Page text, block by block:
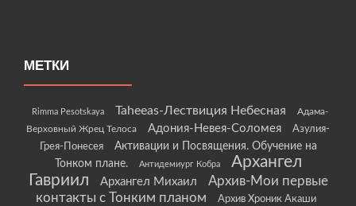
МЕТКИ
Rimma Pesotskaya Taheeas-Лествиция Небесная
Адама-
Верховный Жрец Телоса
Адония-Невея-Соломея
Азулия-
Грея-Понесея
Активации и Посвящения. Обучение на
Тонком плане.
Антидемиург Кобра
Архангел
Гавриил
Архангел Михаил
Архив-Мои первые
контакты с Тонким планом
Архив Хроник Акаши